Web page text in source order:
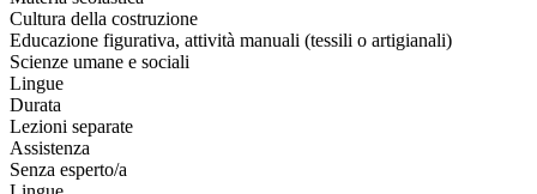
Cultura della costruzione
Educazione figurativa, attività manuali (tessili o artigianali)
Scienze umane e sociali
Lingue
Durata
Lezioni separate
Assistenza
Senza esperto/a